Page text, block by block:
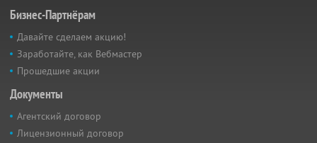
Бизнес-Партнёрам
Давайте сделаем акцию!
Заработайте, как Вебмастер
Прошедшие акции
Документы
Агентский договор
Лицензионный договор